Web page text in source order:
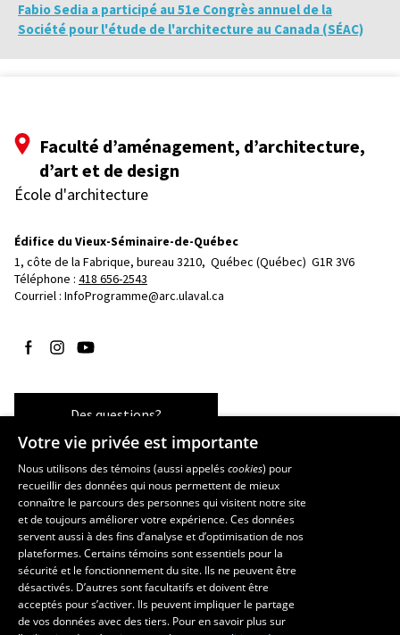
Fabio Sedia a participé au 51e Congrès annuel de la
Société pour l'étude de l'architecture au Canada (SÉAC)
Faculté d’aménagement, d’architecture,
d’art et de design
École d'architecture
Édifice du Vieux-Séminaire-de-Québec
1, côte de la Fabrique, bureau 3210, Québec (Québec)  G1R 3V6
Téléphone : 418 656-2543
Courriel : InfoProgramme@arc.ulaval.ca
Suivez-nous sur Facebook
Suivez-nous sur Instagram
Suivez-nous sur YouTube
Des questions?
Les écoles et la recherche
École d’art
École supérieure d’aménagement du territoire et de développement
régional
École de design
Centre de recherche en aménagement et développement
Votre vie privée est importante
Nous utilisons des témoins (aussi appeléscookies) pour
recueillir des données qui nous permettent de mieux
connaître le parcours des personnes qui visitent notre site
et de toujours améliorer votre expérience. Ces données
servent aussi à des fins d’analyse et d’optimisation de nos
plateformes. Certains témoins sont essentiels pour la
sécurité et le fonctionnement du site. Ils ne peuvent être
désactivés. D’autres sont facultatifs et doivent être
acceptés pour s’activer. Ils peuvent impliquer le partage
de vos données avec des tiers. Pour en savoir plus sur